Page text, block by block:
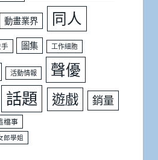
動畫業界 同人
圖集 工作細胞
活動情報 聲優
話題 遊戲 銷量
檔事
郎學姐